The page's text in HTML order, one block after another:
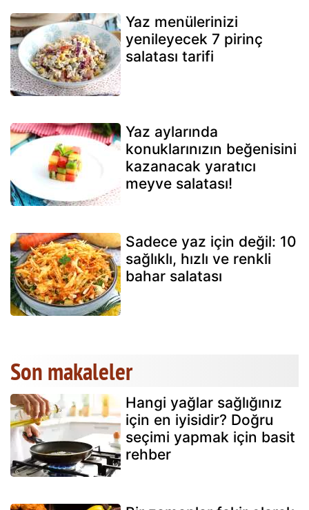
Yaz menülerinizi
yenileyecek 7 pirinç
salatası tarifi
Yaz aylarında
konuklarınızın beğenisini
kazanacak yaratıcı
meyve salatası!
Sadece yaz için değil: 10
sağlıklı, hızlı ve renkli
bahar salatası
Son makaleler
Hangi yağlar sağlığınız
için en iyisidir? Doğru
seçimi yapmak için basit
rehber